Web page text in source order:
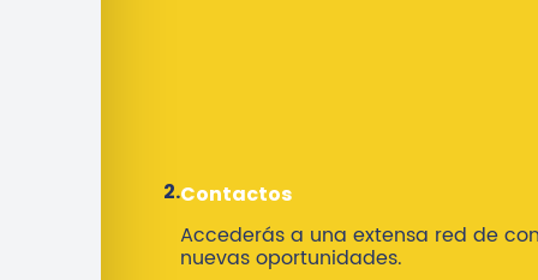
2.Contactos
Accederás a una extensa red de
nuevas oportunidades.